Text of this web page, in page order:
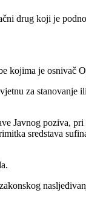
drug koji je
kojima je osnivač
za stanovanje
Javnog poziva, pri
sredstava